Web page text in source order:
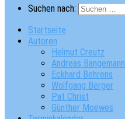
Suchen nach:
Startseite
Autoren
Helmut Creutz
Andreas Bangemann
Eckhard Behrens
Wolfgang Berger
Pat Christ
Günther Moewes